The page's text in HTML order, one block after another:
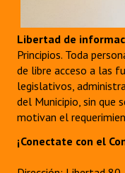
REFORMA DE LA
Libertad de
Principios. Toda
de libre acceso a las
legislativos,
del Municipio, sin que
motivan el
¡Conectate con el